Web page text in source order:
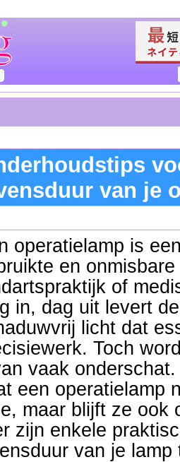
van je
operatielamp is
en
of
in, dag uit levert
licht dat
Toch
vaak
een operatielamp
maar blijft ze ook
zijn enkele
van je